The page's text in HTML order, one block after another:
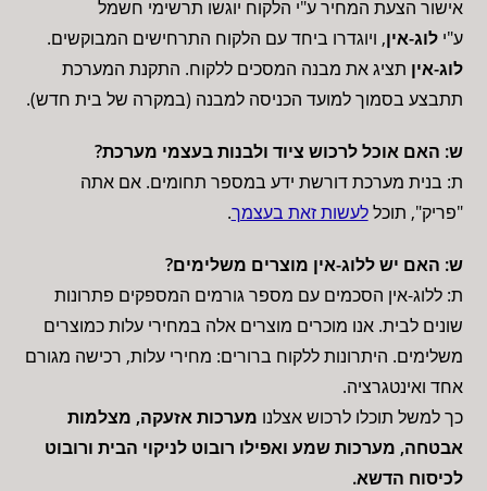
אישור הצעת המחיר ע"י הלקוח יוגשו תרשימי חשמל
ע"ילוג-אין, ויוגדרו ביחד עם הלקוח התרחישים המבוקשים.
לוג-אין תציג את מבנה המסכים ללקוח. התקנת המערכת
תתבצע בסמוך למועד הכניסה למבנה (במקרה של בית חדש).
ש: האם אוכל לרכוש ציוד ולבנות בעצמי מערכת?
ת: בנית מערכת דורשת ידע במספר תחומים. אם אתה
"פריק", תוכללעשות זאת בעצמך.
ש: האם יש ללוג-אין מוצרים משלימים?
ת: ללוג-אין הסכמים עם מספר גורמים המספקים פתרונות
שונים לבית. אנו מוכרים מוצרים אלה במחירי עלות כמוצרים
משלימים. היתרונות ללקוח ברורים: מחירי עלות, רכישה מגורם
אחד ואינטגרציה.
כך למשל תוכלו לרכוש אצלנו מערכות אזעקה, מצלמות
אבטחה, מערכות שמע ואפילו רובוט לניקוי הבית ורובוט
לכיסוח הדשא.